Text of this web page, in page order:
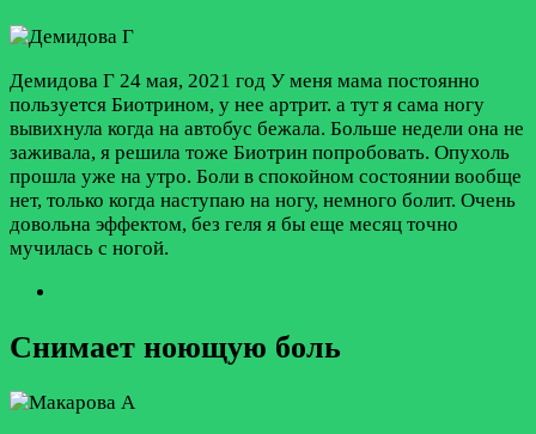
Демидова Г 24 мая, 2021 год У меня мама постоянно
пользуется Биотрином, у нее артрит. а тут я сама ногу
вывихнула когда на автобус бежала. Больше недели она не
заживала, я решила тоже Биотрин попробовать. Опухоль
прошла уже на утро. Боли в спокойном состоянии вообще
нет, только когда наступаю на ногу, немного болит. Очень
довольна эффектом, без геля я бы еще месяц точно
мучилась с ногой.
Снимает ноющую боль